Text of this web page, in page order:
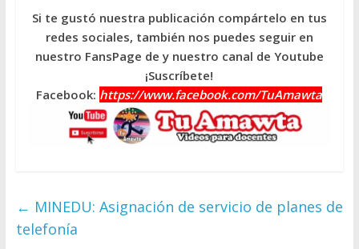
Si te gustó nuestra publicación compártelo en tus
redes sociales, también nos puedes seguir en
nuestro FansPage de y nuestro canal de Youtube
¡Suscríbete!
Facebook: https://www.facebook.com/TuAmawta
← MINEDU: Asignación de servicio de planes de
telefonía